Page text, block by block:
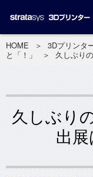
HOME ＞ 3Dプリンタ
と「！」
＞ 久しぶり
久しぶり
出